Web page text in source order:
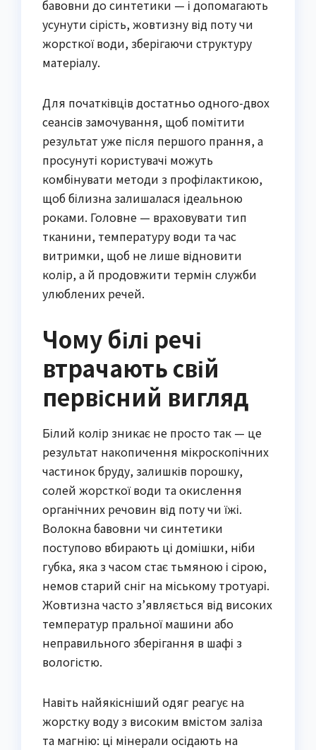
бавовни до синтетики — і допомагають
усунути сірість, жовтизну від поту чи
жорсткої води, зберігаючи структуру
матеріалу.
Для початківців достатньо одного-двох
сеансів замочування, щоб помітити
результат уже після першого прання, а
просунуті користувачі можуть
комбінувати методи з профілактикою,
щоб білизна залишалася ідеальною
роками. Головне — враховувати тип
тканини, температуру води та час
витримки, щоб не лише відновити
колір, а й продовжити термін служби
улюблених речей.
Чому білі речі
втрачають свій
первісний вигляд
Білий колір зникає не просто так — це
результат накопичення мікроскопічних
частинок бруду, залишків порошку,
солей жорсткої води та окислення
органічних речовин від поту чи їжі.
Волокна бавовни чи синтетики
поступово вбирають ці домішки, ніби
губка, яка з часом стає тьмяною і сірою,
немов старий сніг на міському тротуарі.
Жовтизна часто з’являється від високих
температур пральної машини або
неправильного зберігання в шафі з
вологістю.
Навіть найякісніший одяг реагує на
жорстку воду з високим вмістом заліза
та магнію: ці мінерали осідають на